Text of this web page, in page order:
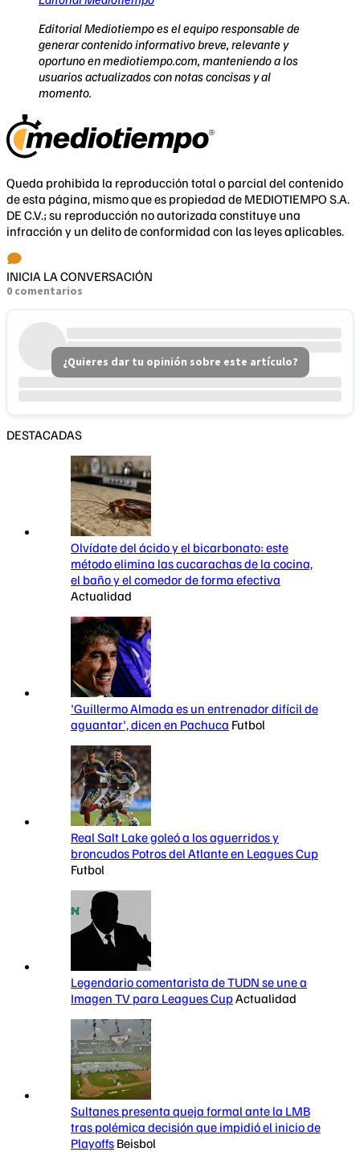
Editorial Mediotiempo es el equipo responsable de
generar contenido informativo breve, relevante y
oportuno en mediotiempo.com, manteniendo a los
usuarios actualizados con notas concisas y al
momento.
Queda prohibida la reproducción total o parcial del contenido
de esta página, mismo que es propiedad de MEDIOTIEMPO S.A.
DE C.V.; su reproducción no autorizada constituye una
infracción y un delito de conformidad con las leyes aplicables.
INICIA LA CONVERSACIÓN
0 comentarios
¿Quieres dar tu opinión sobre este artículo?
DESTACADAS
Olvídate del ácido y el bicarbonato: este
método elimina las cucarachas de la cocina,
el baño y el comedor de forma efectiva
Actualidad
'Guillermo Almada es un entrenador difícil de
aguantar', dicen en Pachuca Futbol
Real Salt Lake goleó a los aguerridos y
broncudos Potros del Atlante en Leagues Cup
Futbol
Legendario comentarista de TUDN se une a
Imagen TV para Leagues CupActualidad
Sultanes presenta queja formal ante la LMB
tras polémica decisión que impidió el inicio de
Playoffs Beisbol